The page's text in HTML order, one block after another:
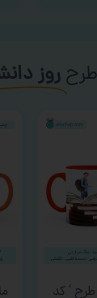
روز
‘ کد